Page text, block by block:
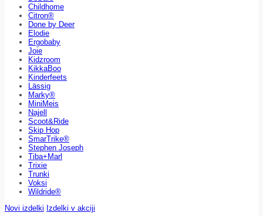
Childhome
Citron®
Done by Deer
Elodie
Ergobaby
Joie
Kidzroom
KikkaBoo
Kinderfeets
Lässig
Marky®
MiniMeis
Najell
Scoot&Ride
Skip Hop
SmarTrike®
Stephen Joseph
Tiba+Marl
Trixie
Trunki
Voksi
Wildride®
Novi izdelki Izdelki v akciji